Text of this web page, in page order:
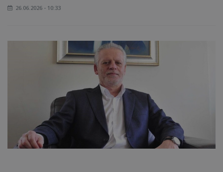
26.06.2026 - 10:33